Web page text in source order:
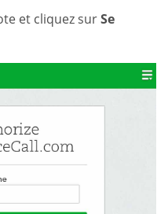
et cliquez surSe